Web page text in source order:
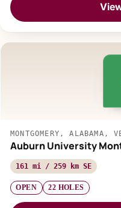
MONTGOMERY, ALABAMA,
Auburn University
161 mi / 259 km SE
OPEN 22 HOLES